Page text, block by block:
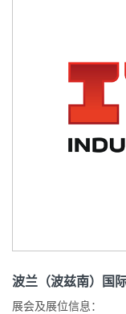
波兰（波兹南）国
展会及展位信息：